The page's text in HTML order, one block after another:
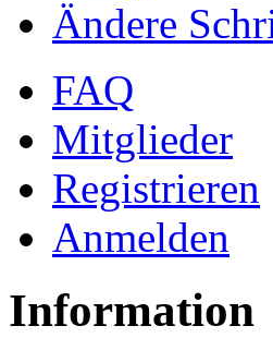
Ändere
FAQ
Mitglieder
Registrieren
Anmelden
Information